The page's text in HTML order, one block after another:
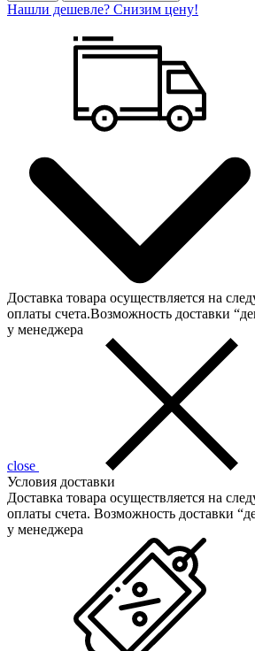
Нашли дешевле? Снизим цену!
Доставка товара осуществляется на
оплаты счета.Возможность доставки
у менеджера
close
Условия доставки
Доставка товара осуществляется на
оплаты счета. Возможность доставки
у менеджера